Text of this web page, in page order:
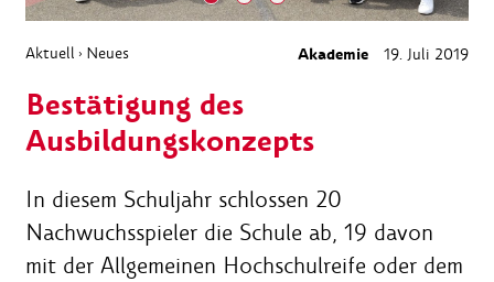
Aktuell › Neues Akademie 19. Juli 2019
Bestätigung des
Ausbildungskonzepts
In diesem Schuljahr schlossen 20
Nachwuchsspieler die Schule ab, 19 davon
mit der Allgemeinen Hochschulreife oder dem